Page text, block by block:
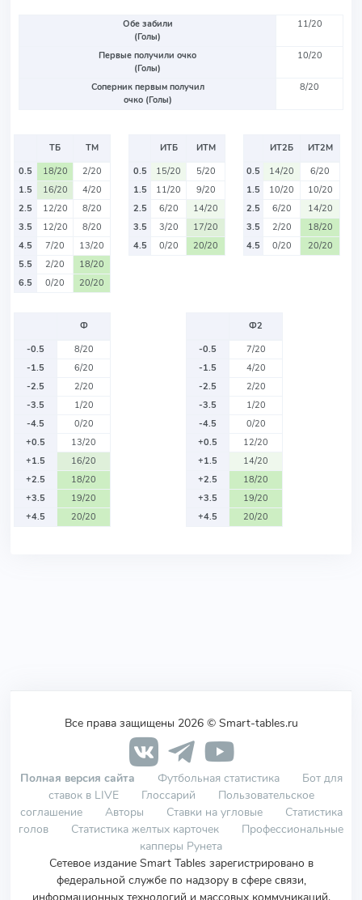
Обе забили
(Голы)
11/20
Первые получили очко
(Голы)
10/20
Соперник первым получил
очко (Голы)
8/20
ТБ
ТМ
0.5
18/20
2/20
1.5
16/20
4/20
2.5
12/20
8/20
3.5
12/20
8/20
4.5
7/20
13/20
5.5
2/20
18/20
6.5
0/20 20/20
ИТБ
ИТМ
0.5
15/20
5/20
1.5
11/20
9/20
2.5
6/20
14/20
3.5
3/20
17/20
4.5
0/20 20/20
ИТ2Б
ИТ2М
0.5
14/20
6/20
1.5
10/20
10/20
2.5
6/20
14/20
3.5
2/20
18/20
4.5
0/20 20/20
Ф
-0.5
8/20
-1.5
6/20
-2.5
2/20
-3.5
1/20
-4.5
0/20
+0.5
13/20
+1.5
16/20
+2.5
18/20
+3.5
19/20
+4.5
20/20
Ф2
-0.5
7/20
-1.5
4/20
-2.5
2/20
-3.5
1/20
-4.5
0/20
+0.5
12/20
+1.5
14/20
+2.5
18/20
+3.5
19/20
+4.5
20/20
Все права защищены 2026 © Smart-tables.ru
Полная версия сайта Футбольная статистика
Бот для
ставок в LIVE
Глоссарий
Пользовательское
соглашение
Авторы Ставки на угловые
Статистика
голов
Статистика желтых карточек
Профессиональные
капперы Рунета
Сетевое издание Smart Tables зарегистрировано в
федеральной службе по надзору в сфере связи,